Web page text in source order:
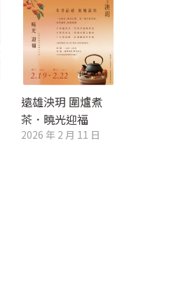
遠雄泱玥 圍爐煮
茶．曉光迎福
2026 年 2 月 11 日